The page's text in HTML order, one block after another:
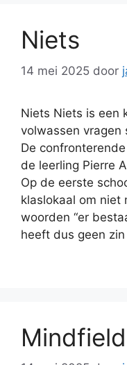
Niets
14 mei 2025 door
Niets Niets is een
volwassen vragen
De
de leerling Pierre
Op de eerste
klaslokaal om niet
woorden “er
heeft dus geen
Mindfield